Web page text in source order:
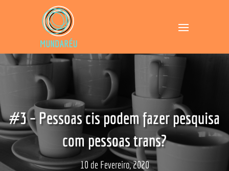
#3 – Pessoas cis podem fazer pesquisa
com pessoas trans?
10 de Fevereiro, 2020